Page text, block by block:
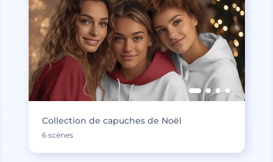
Collection de capuches de Noël
6 scènes